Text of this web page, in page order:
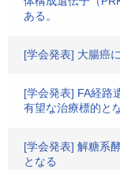
ある。
[学会発表] 大腸癌
[学会発表] FA経路
有望な治療標的と
[学会発表] 解糖系
となる